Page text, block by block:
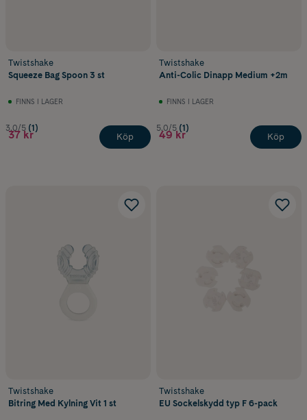
Twistshake
Squeeze Bag Spoon 3 st
FINNS I LAGER
3.0/5 (1)
37 kr Köp
Twistshake
Anti-Colic Dinapp Medium +2m
FINNS I LAGER
5.0/5 (1)
49 kr Köp
Twistshake
Bitring Med Kylning Vit 1 st
Twistshake
EU Sockelskydd typ F 6-pack